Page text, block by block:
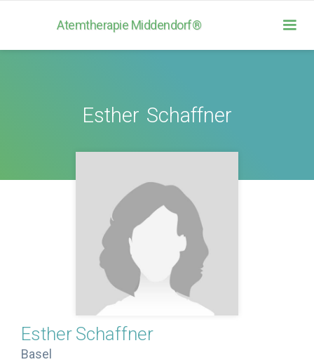
Atemtherapie Middendorf®
Esther Schaffner
Esther Schaffner
Basel